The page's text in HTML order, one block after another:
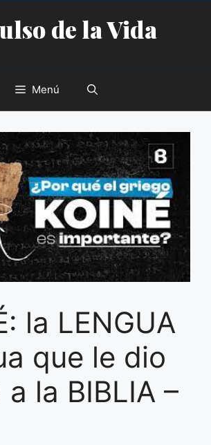
de la Vida
Menú
la LENGUA
que le dio
la BIBLIA –